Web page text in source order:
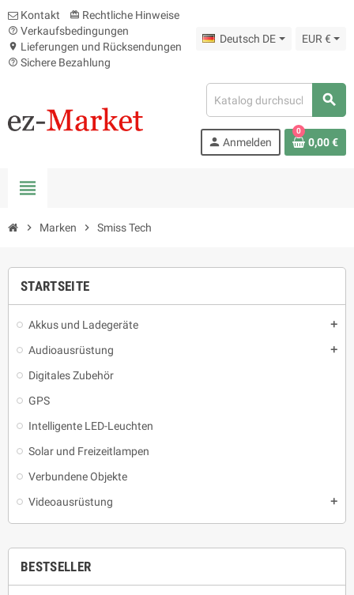
Kontakt card_giftcard Rechtliche Hinweise
help_outline Verkaufsbedingungen
location_on Lieferungen und Rücksendungen
help_outline Sichere Bezahlung
Deutsch DE EUR €
search
person Anmelden
0
0,00 €
view_headline
chevron_right Marken chevron_right Smiss Tech
STARTSEITE
Akkus und Ladegeräte add
Audioausrüstung add
Digitales Zubehör
GPS
Intelligente LED-Leuchten
Solar und Freizeitlampen
Verbundene Objekte
Videoausrüstung
add
BESTSELLER